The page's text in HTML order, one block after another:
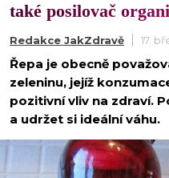
také posilovač
Redakce JakZdravě 17.
Řepa je obecně
zeleninu, jejíž
pozitivní vliv na zdraví.
a udržet si ideální váhu.